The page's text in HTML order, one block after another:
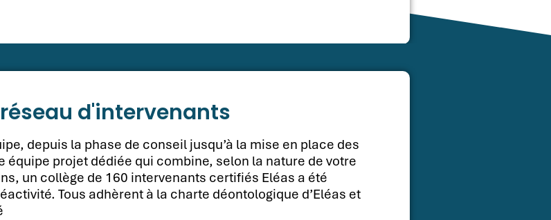
d'intervenants​
depuis la phase de conseil jusqu’à la mise en place des
projet dédiée qui combine, selon la nature de votre
un collège de 160 intervenants certifiés Eléas a été
Tous adhèrent à la charte déontologique d’Eléas et